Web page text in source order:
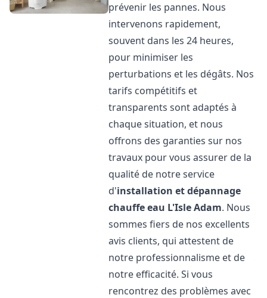
prévenir les pannes. Nous
intervenons rapidement,
souvent dans les 24 heures,
pour minimiser les
perturbations et les dégâts. Nos
tarifs compétitifs et
transparents sont adaptés à
chaque situation, et nous
offrons des garanties sur nos
travaux pour vous assurer de la
qualité de notre service
d'installation et dépannage
chauffe eau L'Isle Adam. Nous
sommes fiers de nos excellents
avis clients, qui attestent de
notre professionnalisme et de
notre efficacité. Si vous
rencontrez des problèmes avec